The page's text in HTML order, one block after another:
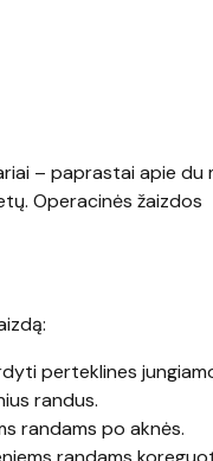
– paprastai apie du
Operacinės žaizdos
perteklines
randus.
randams po aknės.